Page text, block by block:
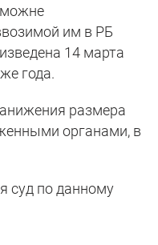
им в РБ
14 марта
года.
размера
органами, в
суд по данному